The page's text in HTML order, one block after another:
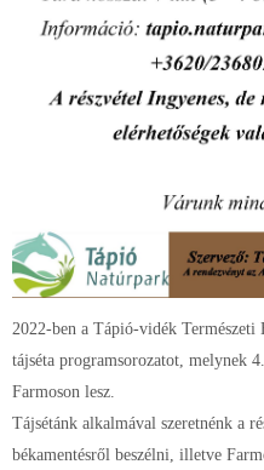
2022-ben a Tápió-vidék
tájséta programsorozatot, melynek
Farmoson lesz.
Tájsétánk alkalmával szeretnénk a
békamentésről beszélni, illetve